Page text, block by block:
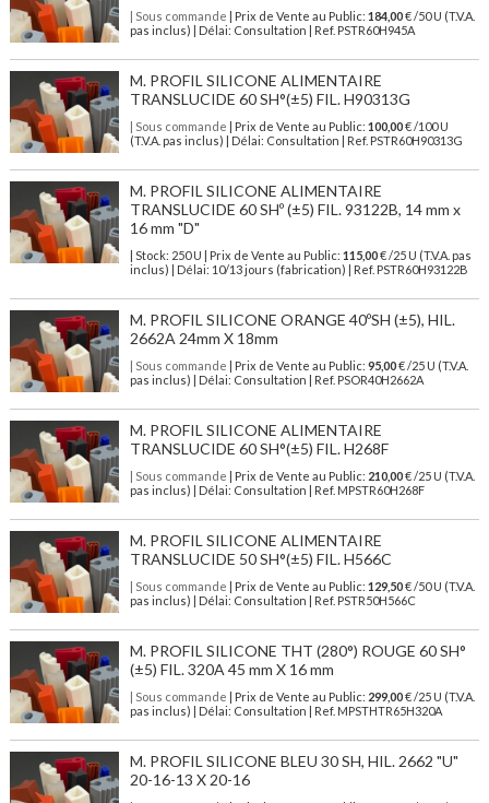
| Sous commande | Prix de Vente au Public: 184,00€ /50 U (T.V.A.
pas inclus) | Délai: Consultation | Ref. PSTR60H945A
M. PROFIL SILICONE ALIMENTAIRE
TRANSLUCIDE 60 SH°(±5) FIL. H90313G
| Sous commande | Prix de Vente au Public: 100,00€ /100 U
(T.V.A. pas inclus) | Délai: Consultation | Ref. PSTR60H90313G
M. PROFIL SILICONE ALIMENTAIRE
TRANSLUCIDE 60 SHº (±5) FIL. 93122B, 14 mm x
16 mm "D"
| Stock: 250 U | Prix de Vente au Public: 115,00€/25 U (T.V.A. pas
inclus)
| Délai: 10/13 jours (fabrication) | Ref. PSTR60H93122B
M. PROFIL SILICONE ORANGE 40ºSH (±5), HIL.
2662A 24mm X 18mm
| Sous commande | Prix de Vente au Public: 95,00€ /25 U (T.V.A.
pas inclus) | Délai: Consultation | Ref. PSOR40H2662A
M. PROFIL SILICONE ALIMENTAIRE
TRANSLUCIDE 60 SH°(±5) FIL. H268F
| Sous commande | Prix de Vente au Public: 210,00€ /25 U (T.V.A.
pas inclus) | Délai: Consultation | Ref. MPSTR60H268F
M. PROFIL SILICONE ALIMENTAIRE
TRANSLUCIDE 50 SH°(±5) FIL. H566C
| Sous commande | Prix de Vente au Public: 129,50€ /50 U (T.V.A.
pas inclus) | Délai: Consultation | Ref. PSTR50H566C
M. PROFIL SILICONE THT (280°) ROUGE 60 SH°
(±5) FIL. 320A 45 mm X 16 mm
| Sous commande | Prix de Vente au Public: 299,00€ /25 U (T.V.A.
pas inclus) | Délai: Consultation | Ref. MPSTHTR65H320A
M. PROFIL SILICONE BLEU 30 SH, HIL. 2662 "U"
20-16-13 X 20-16